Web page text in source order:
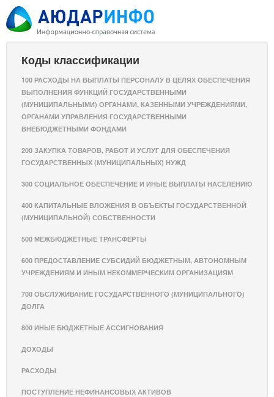
Коды классификации
100 РАСХОДЫ НА ВЫПЛАТЫ ПЕРСОНАЛУ В ЦЕЛЯХ ОБЕСПЕЧЕНИЯ
ВЫПОЛНЕНИЯ ФУНКЦИЙ ГОСУДАРСТВЕННЫМИ
(МУНИЦИПАЛЬНЫМИ) ОРГАНАМИ, КАЗЕННЫМИ УЧРЕЖДЕНИЯМИ,
ОРГАНАМИ УПРАВЛЕНИЯ ГОСУДАРСТВЕННЫМИ
ВНЕБЮДЖЕТНЫМИ ФОНДАМИ
200 ЗАКУПКА ТОВАРОВ, РАБОТ И УСЛУГ ДЛЯ ОБЕСПЕЧЕНИЯ
ГОСУДАРСТВЕННЫХ (МУНИЦИПАЛЬНЫХ) НУЖД
300 СОЦИАЛЬНОЕ ОБЕСПЕЧЕНИЕ И ИНЫЕ ВЫПЛАТЫ НАСЕЛЕНИЮ
400 КАПИТАЛЬНЫЕ ВЛОЖЕНИЯ В ОБЪЕКТЫ ГОСУДАРСТВЕННОЙ
(МУНИЦИПАЛЬНОЙ) СОБСТВЕННОСТИ
500 МЕЖБЮДЖЕТНЫЕ ТРАНСФЕРТЫ
600 ПРЕДОСТАВЛЕНИЕ СУБСИДИЙ БЮДЖЕТНЫМ, АВТОНОМНЫМ
УЧРЕЖДЕНИЯМ И ИНЫМ НЕКОММЕРЧЕСКИМ ОРГАНИЗАЦИЯМ
700 ОБСЛУЖИВАНИЕ ГОСУДАРСТВЕННОГО (МУНИЦИПАЛЬНОГО)
ДОЛГА
800 ИНЫЕ БЮДЖЕТНЫЕ АССИГНОВАНИЯ
ДОХОДЫ
РАСХОДЫ
ПОСТУПЛЕНИЕ НЕФИНАНСОВЫХ АКТИВОВ